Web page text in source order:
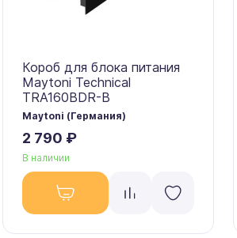
Короб для блока питания
Maytoni Technical
TRA160BDR-B
Maytoni (Германия)
2 790 ₽
В наличии